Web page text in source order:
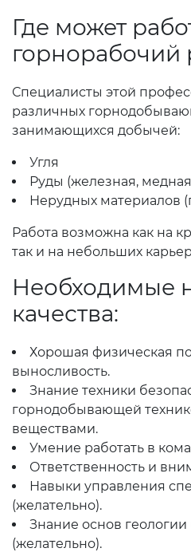
Где может
горнорабочий
Специалисты этой
различных
занимающихся добычей:
Угля
Руды (железная,
Нерудных материалов
Работа возможна как на
так и на небольших
Необходимые
качества:
Хорошая физическая
выносливость.
Знание техники
горнодобывающей
веществами.
Умение работать в
Ответственность и
Навыки управления
(желательно).
Знание основ геологии
(желательно).